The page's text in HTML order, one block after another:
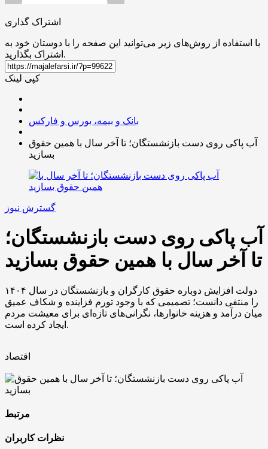
اشتراک گذاری
با استفاده از روش‌های زیر می‌توانید این صفحه را با دوستان خود به
اشتراک بگذارید.
کپی لینک
بانک و بیمه، بورس و فارکس
آب پاکی روی دست بازنشستگان؛ تا آخر سال با همین حقوق
بسازید
گسترش نیوز
آب پاکی روی دست بازنشستگان؛
تا آخر سال با همین حقوق بسازید
دولت افزایش دوباره حقوق کارگران و بازنشستگان در سال ۱۴۰۴
را منتفی دانست؛ تصمیمی که با وجود تورم فزاینده و شکاف عمیق
میان درآمد و هزینه خانوارها، نگرانی‌های تازه‌ای برای معیشت مردم
ایجاد کرده است.
اقتصاد
مرتبط
نظرات کاربران